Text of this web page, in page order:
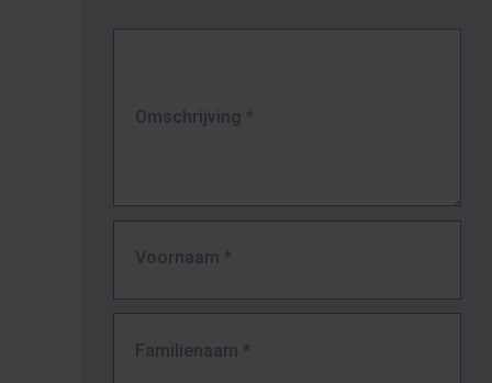
Omschrijving *
Voornaam *
Familienaam *